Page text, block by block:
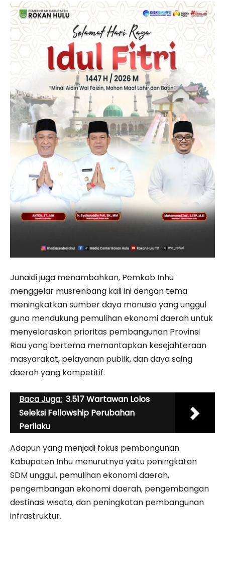
Junaidi juga menambahkan, Pemkab Inhu
menggelar musrenbang kali ini dengan tema
meningkatkan sumber daya manusia yang unggul
guna mendukung pemulihan ekonomi daerah untuk
menyelaraskan prioritas pembangunan Provinsi
Riau yang bertema memantapkan kesejahteraan
masyarakat, pelayanan publik, dan daya saing
daerah yang kompetitif.
Baca Juga: 3.517 Wartawan Lolos
Seleksi Fellowship Perubahan
Perilaku
Adapun yang menjadi fokus pembangunan
Kabupaten Inhu menurutnya yaitu peningkatan
SDM unggul, pemulihan ekonomi daerah,
pengembangan ekonomi daerah, pengembangan
destinasi wisata, dan peningkatan pembangunan
infrastruktur.